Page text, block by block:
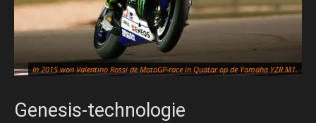
In 2015 won Valentino Rossi de MotoGP-race in Quatar op de Yamaha YZR M1.
Genesis-technologie